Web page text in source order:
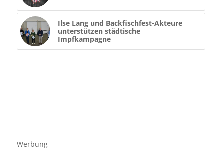
Ilse Lang und Backfischfest-Akteure
unterstützen städtische
Impfkampagne
Werbung